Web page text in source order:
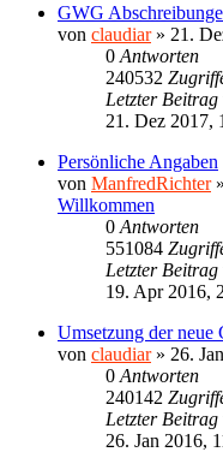
GWG
von claudiar» 21.
0 Antworten
240532
Letzter Beitrag
21. Dez 2017,
Persönliche Angaben
von ManfredRichter»
Willkommen
0 Antworten
551084
Letzter Beitrag
19. Apr 2016,
Umsetzung der neue
von claudiar» 26.
0 Antworten
240142
Letzter Beitrag
26. Jan 2016,